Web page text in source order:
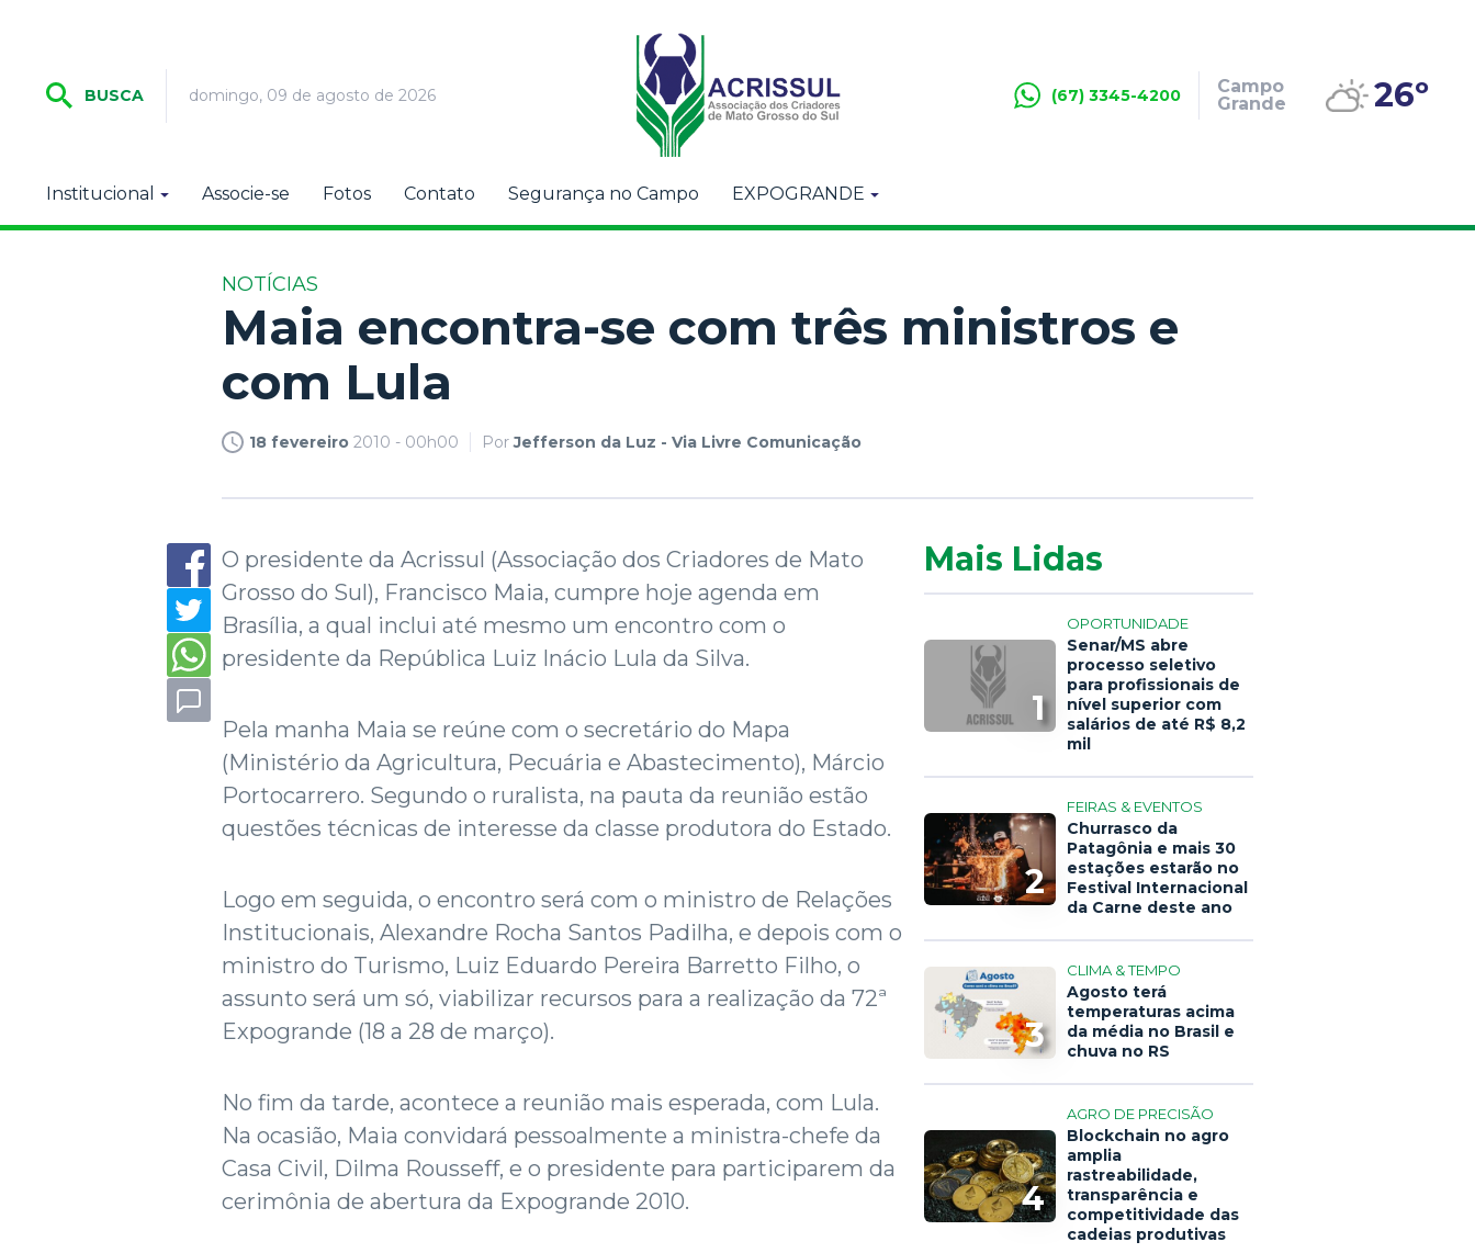
BUSCA domingo, 09 de agosto de 2026 (67) 3345-4200
Campo
Grande
26º
Institucional Associe-se Fotos Contato Segurança no Campo EXPOGRANDE
NOTÍCIAS
Maia encontra-se com três ministros e
com Lula
18 fevereiro 2010 - 00h00 PorJefferson da Luz - Via Livre Comunicação
O presidente da Acrissul (Associação dos Criadores de Mato
Grosso do Sul), Francisco Maia, cumpre hoje agenda em
Brasília, a qual inclui até mesmo um encontro com o
presidente da República Luiz Inácio Lula da Silva.
Pela manha Maia se reúne com o secretário do Mapa
(Ministério da Agricultura, Pecuária e Abastecimento), Márcio
Portocarrero. Segundo o ruralista, na pauta da reunião estão
questões técnicas de interesse da classe produtora do Estado.
Logo em seguida, o encontro será com o ministro de Relações
Institucionais, Alexandre Rocha Santos Padilha, e depois com o
ministro do Turismo, Luiz Eduardo Pereira Barretto Filho, o
assunto será um só, viabilizar recursos para a realização da 72ª
Expogrande (18 a 28 de março).
No fim da tarde, acontece a reunião mais esperada, com Lula.
Na ocasião, Maia convidará pessoalmente a ministra-chefe da
Casa Civil, Dilma Rousseff, e o presidente para participarem da
cerimônia de abertura da Expogrande 2010.
Mais Lidas
1
OPORTUNIDADE
Senar/MS abre
processo seletivo
para profissionais de
nível superior com
salários de até R$ 8,2
mil
2
FEIRAS & EVENTOS
Churrasco da
Patagônia e mais 30
estações estarão no
Festival Internacional
da Carne deste ano
3
CLIMA & TEMPO
Agosto terá
temperaturas acima
da média no Brasil e
chuva no RS
4
AGRO DE PRECISÃO
Blockchain no agro
amplia
rastreabilidade,
transparência e
competitividade das
cadeias produtivas